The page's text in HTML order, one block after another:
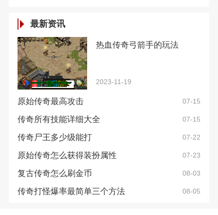
最新资讯
热血传奇弓箭手的玩法
2023-11-19
原始传奇最高攻击 07-15
传奇所有技能详细大全 07-15
传奇尸王多少级能打 07-22
原始传奇怎么获得装扮属性 07-23
复古传奇怎么刷金币 08-03
传奇打怪爆率最简单三个方法 08-05